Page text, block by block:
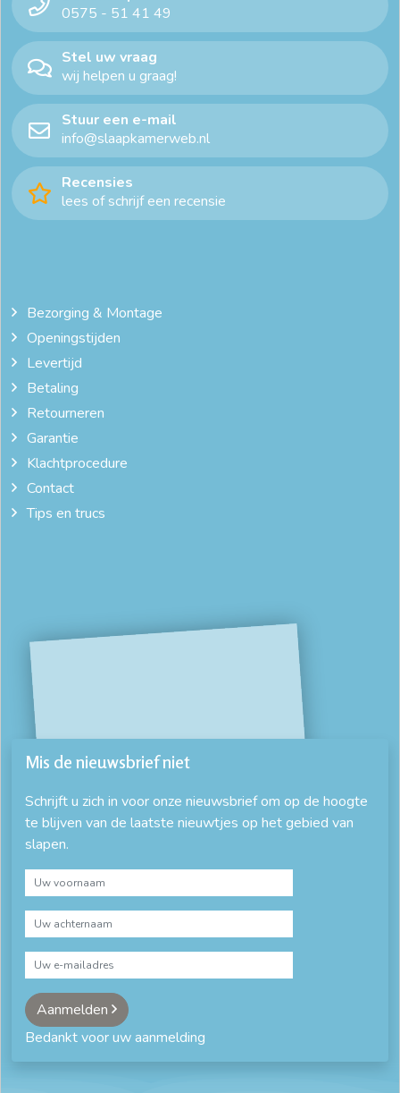
dekbedovertrek katoen 240x220
dekbedovertrek ledikant
duurzaam beddengoed goedkoop dekbedovertrek 140x200
goedkope dekbedovertrekken 200x200
katoen satijn dekbedovertrek
online dekbedovertrek
strijkvrij dekbedovertrek
0575 - 51 41 49
Stel uw vraag
wij helpen u graag!
Stuur een e-mail
info@slaapkamerweb.nl
Recensies
lees of schrijf een recensie
Bezorging & Montage
Openingstijden
Levertijd
Betaling
Retourneren
Garantie
Klachtprocedure
Contact
Tips en trucs
Mis de nieuwsbrief niet
Schrijft u zich in voor onze nieuwsbrief om op de hoogte
te blijven van de laatste nieuwtjes op het gebied van
slapen.
Aanmelden
Bedankt voor uw aanmelding